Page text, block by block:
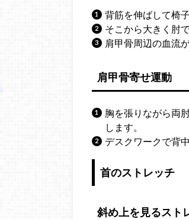
背筋を伸ばして椅
そこから大きく肘
肩甲骨周辺の血流
肩甲骨寄せ運動
胸を張りながら両
します。
デスクワークで背
首のストレッチ
斜め上を見るスト